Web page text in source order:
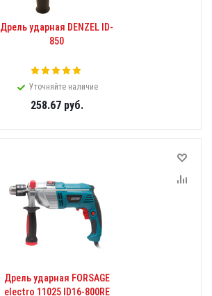
Дрель ударная DENZEL ID-
850
Уточняйте наличие
258.67руб.
Дрель ударная FORSAGE
electro 11025 ID16-800RE